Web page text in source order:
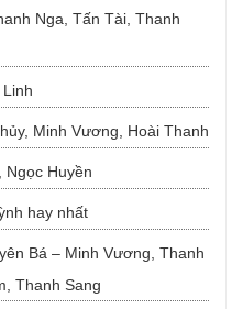
Nga, Tấn Tài, Thanh
Minh Vương, Hoài Thanh
Ngọc Huyền
hay nhất
Bá – Minh Vương, Thanh
Thanh Sang